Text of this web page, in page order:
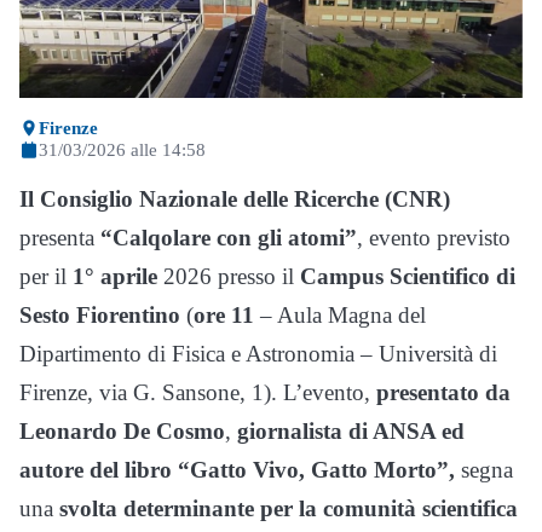
Firenze
31/03/2026 alle 14:58
Il Consiglio Nazionale delle Ricerche (CNR)
presenta “Calqolare con gli atomi”, evento previsto
per il 1° aprile 2026 presso il Campus Scientifico di
Sesto Fiorentino (ore 11 – Aula Magna del
Dipartimento di Fisica e Astronomia – Università di
Firenze, via G. Sansone, 1). L’evento, presentato da
Leonardo De Cosmo, giornalista di ANSA ed
autore del libro “Gatto Vivo, Gatto Morto”, segna
una svolta determinante per la comunità scientifica